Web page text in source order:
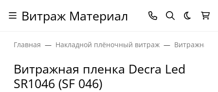
Витраж Материал Темная
Главная Накладной плёночный витраж Витражная
Витражная пленка Decra Led
SR1046 (SF 046)